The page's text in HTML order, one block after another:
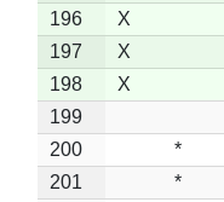
196
X
197
X
198
X
199
200
*
201
*